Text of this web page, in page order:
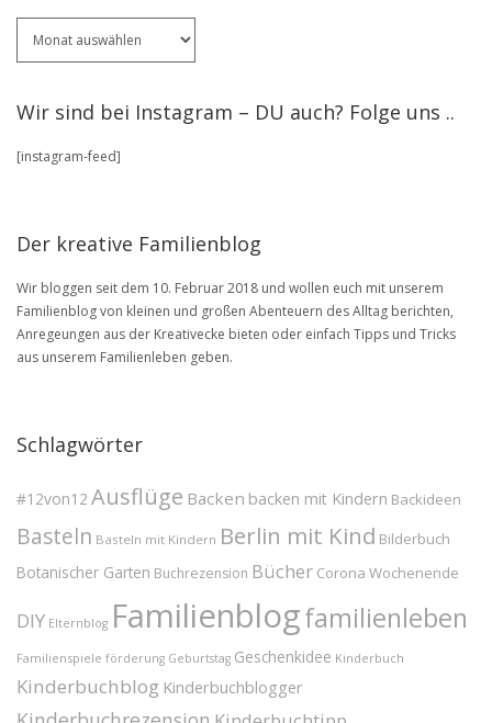
ältere
in
BLOG
Wir sind bei Instagram – DU auch? Folge uns ..
[instagram-feed]
Der kreative Familienblog
Wir bloggen seit dem 10. Februar 2018 und wollen euch mit unserem
Familienblog von kleinen und großen Abenteuern des Alltag berichten,
Anregeungen aus der Kreativecke bieten oder einfach Tipps und Tricks
aus unserem Familienleben geben.
Schlagwörter
#12von12 Ausflüge Backen backen mit Kindern Backideen
Basteln Basteln mit Kindern Berlin mit Kind Bilderbuch
Botanischer Garten Buchrezension Bücher Corona Wochenende
DIY Elternblog Familienblogfamilienleben
Familienspiele förderung Geburtstag Geschenkidee Kinderbuch
Kinderbuchblog Kinderbuchblogger